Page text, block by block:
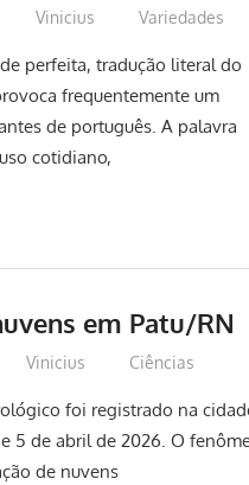
Vinicius Variedades
perfeita, tradução literal do
frequentemente um
de português. A palavra
cotidiano,
em Patu/RN
Vinicius Ciências
foi registrado na
5 de abril de 2026. O
de nuvens